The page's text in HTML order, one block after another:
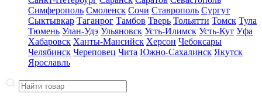
Симферополь Смоленск Сочи Ставрополь Сургут
Сыктывкар Таганрог Тамбов Тверь Тольятти Томск Тула
Тюмень Улан-Удэ Ульяновск Усть-Илимск Усть-Кут Уфа
Хабаровск Ханты-Мансийск Херсон Чебоксары
Челябинск Череповец Чита Южно-Сахалинск Якутск
Ярославль